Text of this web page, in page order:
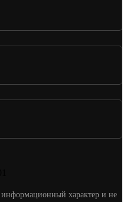
характер и не